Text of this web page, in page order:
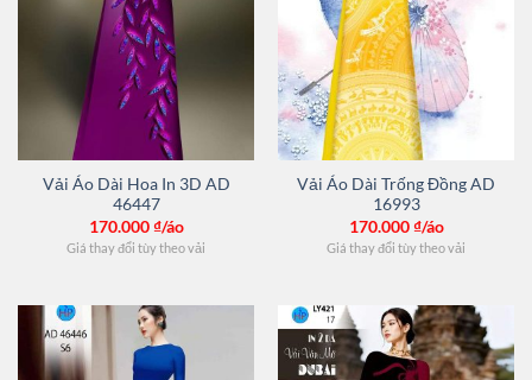
Vải Áo Dài Hoa In 3D AD
46447
170.000₫/áo
Giá thay đổi tùy theo vải
Vải Áo Dài Trống Đồng AD
16993
170.000₫/áo
Giá thay đổi tùy theo vải